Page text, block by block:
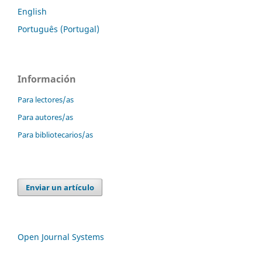
English
Português (Portugal)
Información
Para lectores/as
Para autores/as
Para bibliotecarios/as
Enviar un artículo
Open Journal Systems